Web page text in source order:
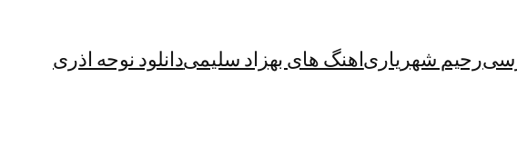
رحیم شهریاریاهنگ های بهزاد سلیمیدانلود نوحه اذری